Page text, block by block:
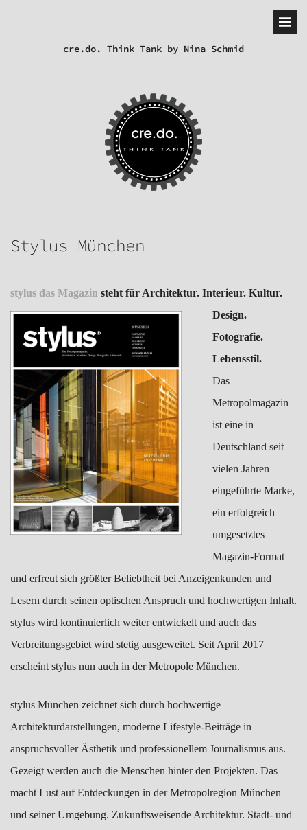
cre.do. Think Tank by Nina Schmid
Stylus München
stylus das Magazin steht für Architektur. Interieur. Kultur.
Design.
Fotografie.
Lebensstil.
Das
Metropolmagazin
ist eine in
Deutschland seit
vielen Jahren
eingeführte Marke,
ein erfolgreich
umgesetztes
Magazin-Format
und erfreut sich größter Beliebtheit bei Anzeigenkunden und
Lesern durch seinen optischen Anspruch und hochwertigen Inhalt.
stylus wird kontinuierlich weiter entwickelt und auch das
Verbreitungsgebiet wird stetig ausgeweitet. Seit April 2017
erscheint stylus nun auch in der Metropole München.
stylus München zeichnet sich durch hochwertige
Architekturdarstellungen, moderne Lifestyle-Beiträge in
anspruchsvoller Ästhetik und professionellem Journalismus aus.
Gezeigt werden auch die Menschen hinter den Projekten. Das
macht Lust auf Entdeckungen in der Metropolregion München
und seiner Umgebung. Zukunftsweisende Architektur. Stadt- und